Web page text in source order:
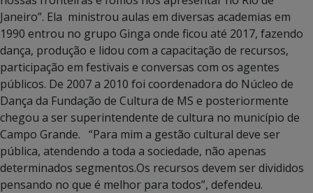
Janeiro”. Ela ministrou aulas em diversas academias em
1990 entrou no grupo Ginga onde ficou até 2017, fazendo
dança, produção e lidou com a capacitação de recursos,
participação em festivais e conversas com os agentes
públicos. De 2007 a 2010 foi coordenadora do Núcleo de
Dança da Fundação de Cultura de MS e posteriormente
chegou a ser superintendente de cultura no município de
Campo Grande. “Para mim a gestão cultural deve ser
pública, atendendo a toda a sociedade, não apenas
determinados segmentos.Os recursos devem ser divididos
pensando no que é melhor para todos”, defendeu.